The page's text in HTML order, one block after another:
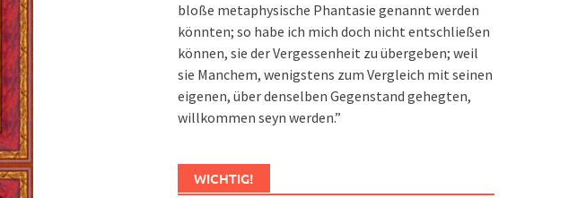
bloße metaphysische Phantasie genannt werden
könnten; so habe ich mich doch nicht entschließen
können, sie der Vergessenheit zu übergeben; weil
sie Manchem, wenigstens zum Vergleich mit seinen
eigenen, über denselben Gegenstand gehegten,
willkommen seyn werden.”
WICHTIG!